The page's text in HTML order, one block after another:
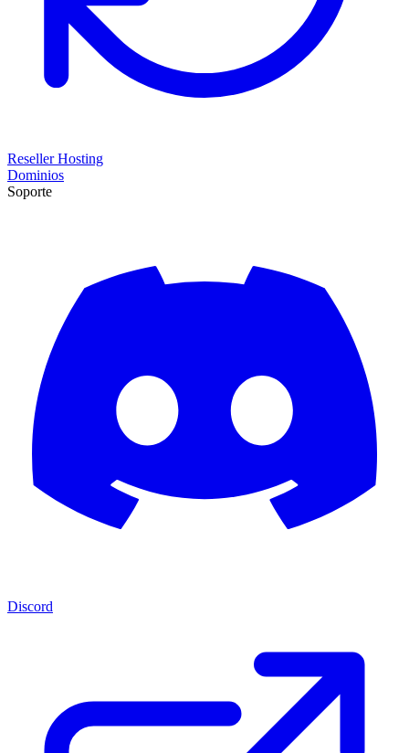
Reseller Hosting
Dominios
Soporte
Discord